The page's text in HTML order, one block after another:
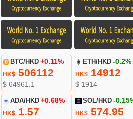
BTC/HKD +0.11%
HK$506112
$ 64961.1
ETH/HKD -0.2%
HK$ 14912
$ 1914
ADA/HKD +0.68%
HK$1.57
SOL/HKD -
HK$ 574.95